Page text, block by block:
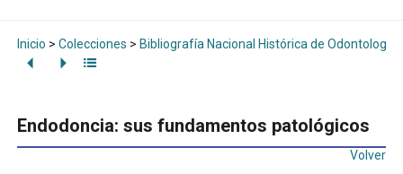
Inicio > Colecciones > Bibliografía Nacional Histórica de Odontología
Endodoncia: sus fundamentos patológicos
Volver